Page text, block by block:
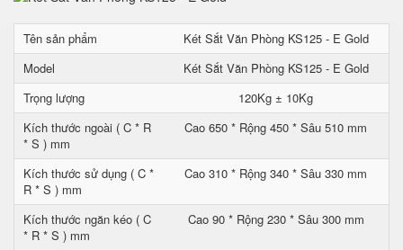
Tên sản phẩm
Két Sắt Văn Phòng KS125 - E Gold
Model
Két Sắt Văn Phòng KS125 - E Gold
Trọng lượng
120Kg ± 10Kg
Kích thước ngoài ( C * R
* S ) mm
Cao 650 * Rộng 450 * Sâu 510 mm
Kích thước sử dụng ( C *
R * S ) mm
Cao 310 * Rộng 340 * Sâu 330 mm
Kích thước ngăn kéo ( C
* R * S ) mm
Cao 90 * Rộng 230 * Sâu 300 mm